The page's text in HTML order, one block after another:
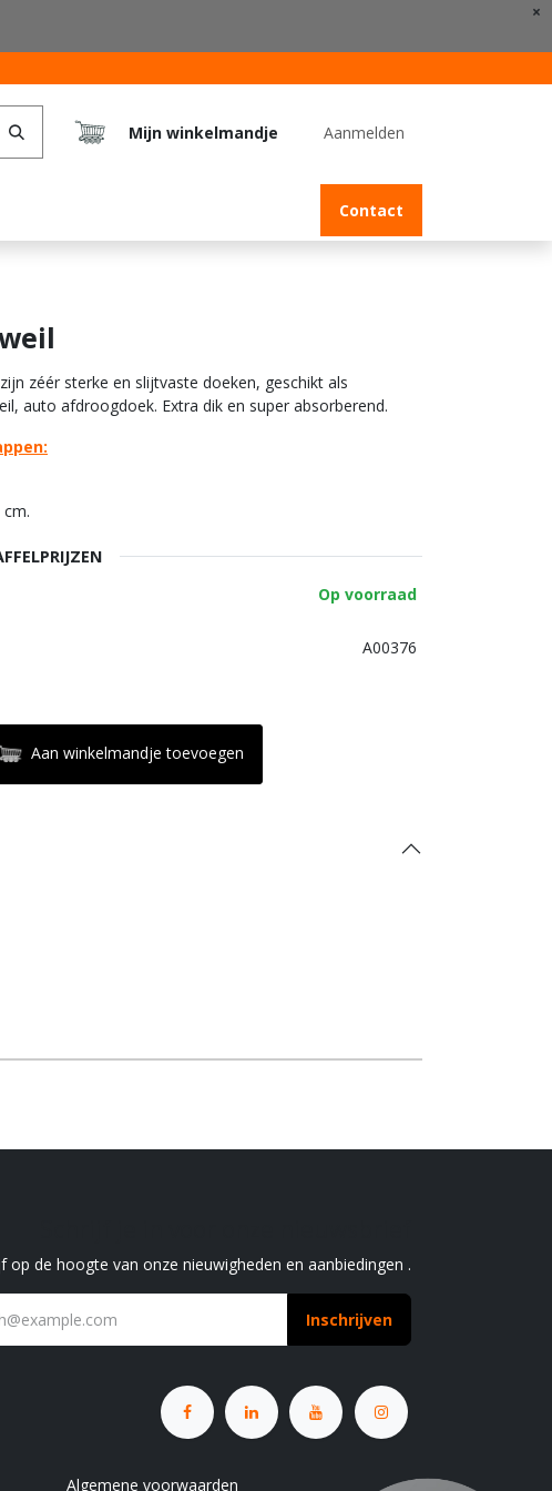
×
Mijn winkelmandje Aanmelden
Contact
zéér sterke en slijtvaste doeken, geschikt als
auto afdroogdoek. Extra dik en super absorberend.
Op voorraad
A00376
Aan winkelmandje toevoegen
op de hoogte van onze nieuwigheden en aanbiedingen .
Inschrijven
Algemene voorwaarden